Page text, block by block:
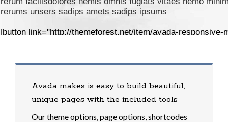
rerums unsers sadips amets sadips ipsums
[button link="http://themeforest.net/item/avada-
Avada makes is easy to build beautiful,
unique pages with the included tools
Our theme options, page options, shortcodes